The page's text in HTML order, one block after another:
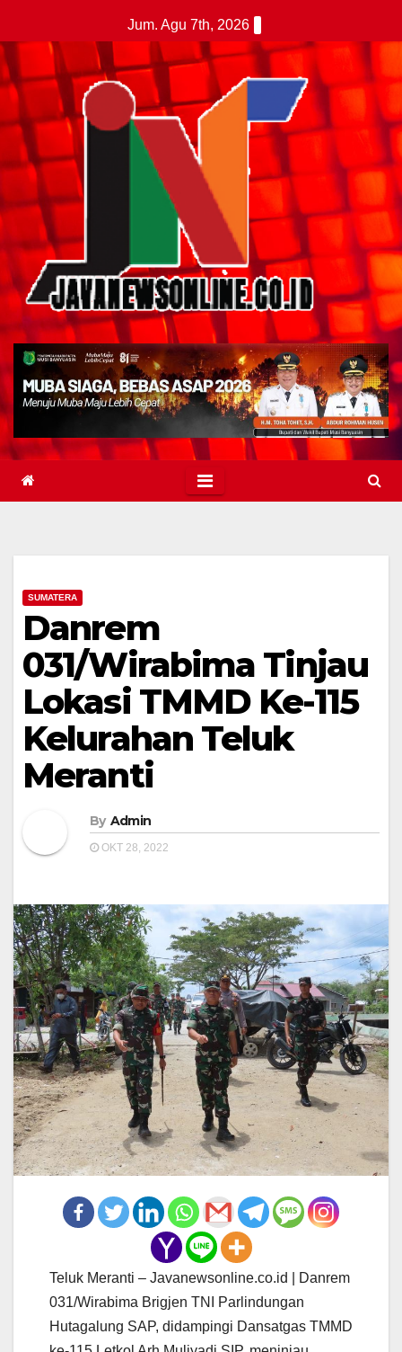
to
content
Jum. Agu 7th, 2026
SUMATERA
Danrem
031/Wirabima Tinjau
Lokasi TMMD Ke-115
Kelurahan Teluk
Meranti
By Admin
OKT 28, 2022
Teluk Meranti – Javanewsonline.co.id | Danrem
031/Wirabima Brigjen TNI Parlindungan
Hutagalung SAP, didampingi Dansatgas TMMD